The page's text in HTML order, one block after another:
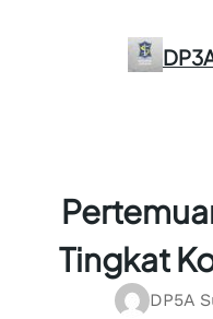
Tingkat
DP5A